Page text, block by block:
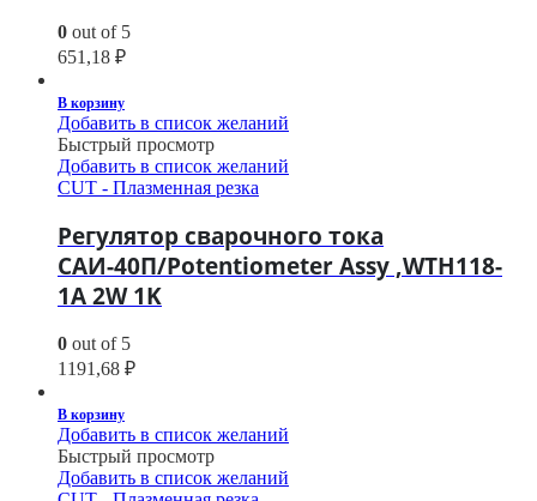
0 out of 5
651,18 ₽
В корзину
Добавить в список желаний
Быстрый просмотр
Добавить в список желаний
CUT - Плазменная резка
Регулятор сварочного тока
САИ-40П/Potentiometer Assy ,WTH118-
1A 2W 1K
0 out of 5
1191,68 ₽
В корзину
Добавить в список желаний
Быстрый просмотр
Добавить в список желаний